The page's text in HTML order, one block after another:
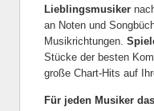
Lieblingsmusiker
an Noten und
Musikrichtungen.
Stücke der besten
große Chart-Hits auf
Für jeden Musiker